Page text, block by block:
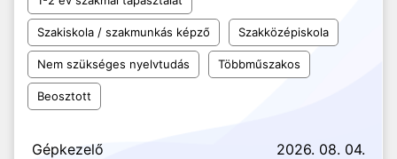
Szakiskola / szakmunkás képző Szakközépiskola
Nem szükséges nyelvtudás Többműszakos
Beosztott
Gépkezelő 2026. 08. 04.